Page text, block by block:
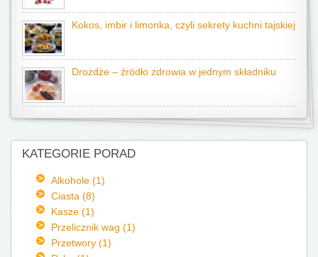
Kokos, imbir i limonka, czyli sekrety kuchni tajskiej
Drożdże – źródło zdrowia w jednym składniku
KATEGORIE PORAD
Alkohole (1)
Ciasta (8)
Kasze (1)
Przelicznik wag (1)
Przetwory (1)